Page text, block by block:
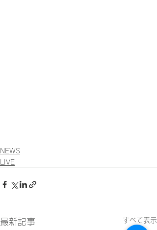
NEWS
LIVE
最新記事 すべて表示